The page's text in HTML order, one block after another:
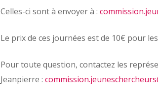
Celles-ci sont à envoyer à :
Le prix de ces journées est de 10€ pour
Pour toute question, contactez les
Jeanpierre :